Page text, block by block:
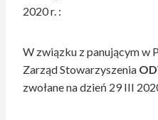
2020 r. :
W związku z panującym w
Zarząd Stowarzyszenia
zwołane na dzień 29 III